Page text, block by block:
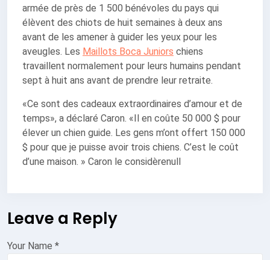
armée de près de 1 500 bénévoles du pays qui
élèvent des chiots de huit semaines à deux ans
avant de les amener à guider les yeux pour les
aveugles. Les Maillots Boca Juniors chiens
travaillent normalement pour leurs humains pendant
sept à huit ans avant de prendre leur retraite.
«Ce sont des cadeaux extraordinaires d’amour et de
temps», a déclaré Caron. «Il en coûte 50 000 $ pour
élever un chien guide. Les gens m’ont offert 150 000
$ pour que je puisse avoir trois chiens. C’est le coût
d’une maison. » Caron le considèrenull
Leave a Reply
Your Name *